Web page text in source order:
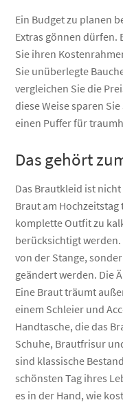
Ein Budget zu planen
Extras gönnen dürfen.
Sie ihren
Sie unüberlegte
vergleichen Sie die
diese Weise sparen
einen Puffer für
Das gehört
Das Brautkleid ist
Braut am
komplette Outfit zu
berücksichtigt
von der Stange,
geändert werden. Die
Eine Braut träumt
einem Schleier und
Handtasche, die das
Schuhe, Brautfrisur
sind klassische
schönsten Tag ihres
es in der Hand, wie